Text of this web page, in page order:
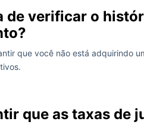
de verificar o
que você não está adquirindo
que as taxas de